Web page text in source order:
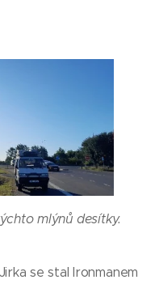
mlýnů desítky.
se stal Ironmanem